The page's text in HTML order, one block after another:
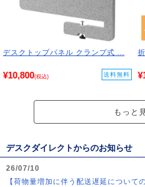
デスクトップパネル クランプ式 ...
¥10,800(税込) 送料無料
もっと
デスクダイレクトからのお知らせ
26/07/10
【荷物量増加に伴う配送遅延について